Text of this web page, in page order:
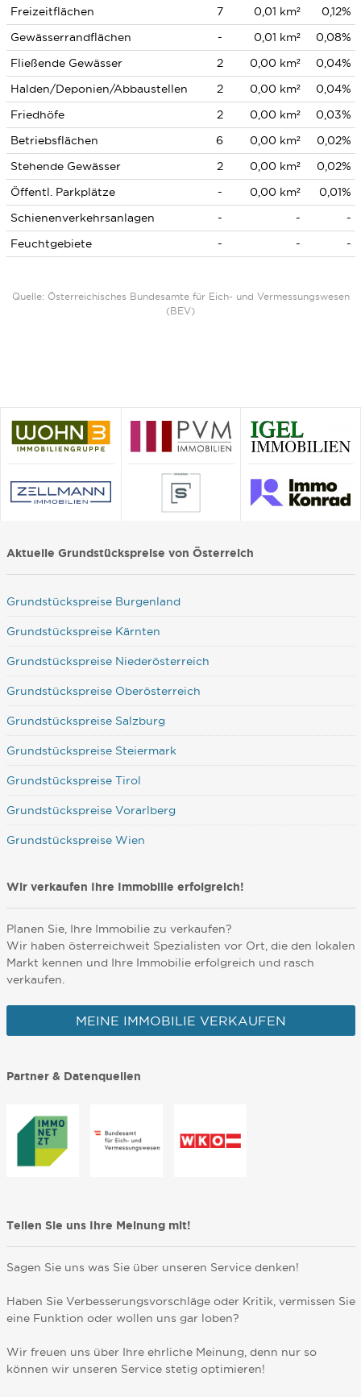
Freizeitflächen 7 0,01 km²
0,12%
Gewässerrandflächen
- 0,01 km²
0,08%
Fließende Gewässer
2 0,00 km²
0,04%
Halden/Deponien/Abbaustellen
2 0,00 km²
0,04%
Friedhöfe
2 0,00 km²
0,03%
Betriebsflächen
6 0,00 km²
0,02%
Stehende Gewässer
2 0,00 km²
0,02%
Öffentl. Parkplätze
- 0,00 km²
0,01%
Schienenverkehrsanlagen
- -
-
Feuchtgebiete
- - -
Quelle: Österreichisches Bundesamte für Eich- und Vermessungswesen
(BEV)
Aktuelle Grundstückspreise von Österreich
Grundstückspreise Burgenland
Grundstückspreise Kärnten
Grundstückspreise Niederösterreich
Grundstückspreise Oberösterreich
Grundstückspreise Salzburg
Grundstückspreise Steiermark
Grundstückspreise Tirol
Grundstückspreise Vorarlberg
Grundstückspreise Wien
Wir verkaufen Ihre Immobilie erfolgreich!
Planen Sie, Ihre Immobilie zu verkaufen?
Wir haben österreichweit Spezialisten vor Ort, die den lokalen
Markt kennen und Ihre Immobilie erfolgreich und rasch
verkaufen.
MEINE IMMOBILIE VERKAUFEN
Partner & Datenquellen
Teilen Sie uns Ihre Meinung mit!
Sagen Sie uns was Sie über unseren Service denken!
Haben Sie Verbesserungsvorschläge oder Kritik, vermissen Sie
eine Funktion oder wollen uns gar loben?
Wir freuen uns über Ihre ehrliche Meinung, denn nur so
können wir unseren Service stetig optimieren!